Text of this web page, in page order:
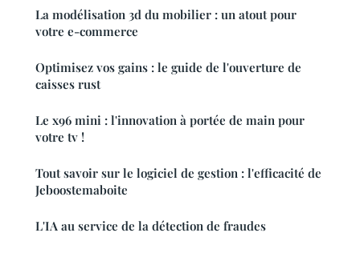
La modélisation 3d du mobilier : un atout pour
votre e-commerce
Optimisez vos gains : le guide de l'ouverture de
caisses rust
Le x96 mini : l'innovation à portée de main pour
votre tv !
Tout savoir sur le logiciel de gestion : l'efficacité de
Jeboostemaboite
L'IA au service de la détection de fraudes